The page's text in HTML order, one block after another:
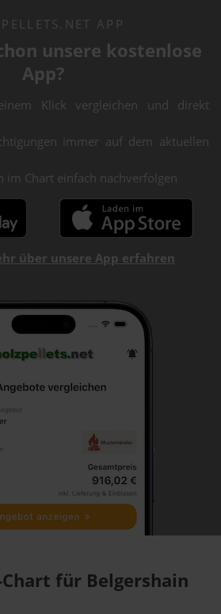
APP
unsere kostenlose
App?
Klick vergleichen und direkt
immer auf dem aktuellen
im Chart einfach nachverfolgen
über unsere App erfahren
für Belgershain